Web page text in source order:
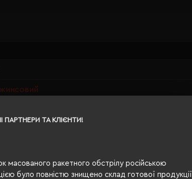
ПАРТНЕРИ ТА КЛІЄНТИ!
масованого ракетного обстрілу російською
було повністю знищено склад готової продукції
46